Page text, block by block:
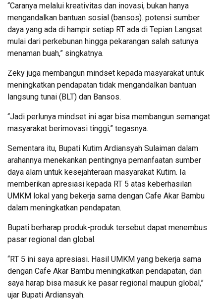
“Caranya melalui kreativitas dan inovasi, bukan hanya
mengandalkan bantuan sosial (bansos). potensi sumber
daya yang ada di hampir setiap RT ada di Tepian Langsat
mulai dari perkebunan hingga pekarangan salah satunya
menaman buah,” singkatnya.
Zeky juga membangun mindset kepada masyarakat untuk
meningkatkan pendapatan tidak mengandalkan bantuan
langsung tunai (BLT) dan Bansos.
“Jadi perlunya mindset ini agar bisa membangun semangat
masyarakat berimovasi tinggi,” tegasnya.
Sementara itu, Bupati Kutim Ardiansyah Sulaiman dalam
arahannya menekankan pentingnya pemanfaatan sumber
daya alam untuk kesejahteraan masyarakat Kutim. Ia
memberikan apresiasi kepada RT 5 atas keberhasilan
UMKM lokal yang bekerja sama dengan Cafe Akar Bambu
dalam meningkatkan pendapatan.
Bupati berharap produk-produk tersebut dapat menembus
pasar regional dan global.
“RT 5 ini saya apresiasi. Hasil UMKM yang bekerja sama
dengan Cafe Akar Bambu meningkatkan pendapatan, dan
saya harap bisa masuk ke pasar regional maupun global,”
ujar Bupati Ardiansyah.